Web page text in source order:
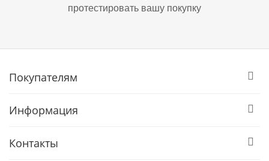
протестировать вашу покупку
Покупателям
Информация
Контакты